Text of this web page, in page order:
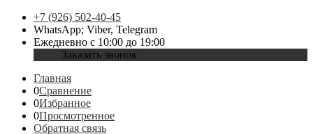
+7 (926) 502-40-45
WhatsApp; Viber, Telegram
Ежедневно с 10:00 до 19:00
Заказать звонок
Главная
0Сравнение
0Избранное
0Просмотренное
Обратная связь